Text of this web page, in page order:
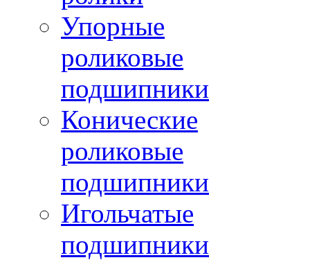
Упорные
роликовые
подшипники
Конические
роликовые
подшипники
Игольчатые
подшипники